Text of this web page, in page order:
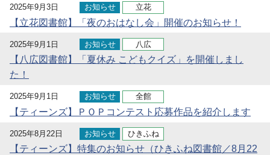
2025年9月3日 お知らせ 立花
【立花図書館】「夜のおはなし会」開催のお知らせ！
2025年9月1日 お知らせ 八広
【八広図書館】「夏休み こどもクイズ」を開催しまし
た！
2025年9月1日 お知らせ 全館
【ティーンズ】ＰＯＰコンテスト応募作品を紹介します
2025年8月22日 お知らせ ひきふね
【ティーンズ】特集のお知らせ（ひきふね図書館／8月22